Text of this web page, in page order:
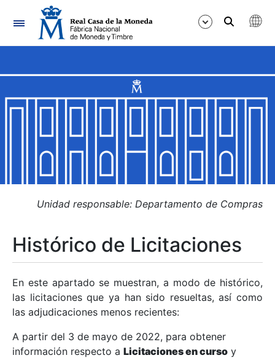
Navegación
Mostrar/Ocultar
Mostrar/Ocultar
Mostrar/Ocultar
Mostrar/Ocultar
Mostrar/Ocultar
Mostrar/Ocultar
Unidad responsable: Departamento de Compras
Histórico de Licitaciones
En este apartado se muestran, a modo de histórico,
las licitaciones que ya han sido resueltas, así como
las adjudicaciones menos recientes:
A partir del 3 de mayo de 2022, para obtener
información respecto a Licitaciones en curso y